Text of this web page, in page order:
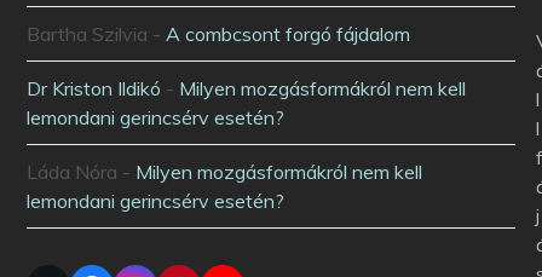
Bartha Szilvia -A combcsont forgó fájdalom
Dr Kriston Ildikó - Milyen mozgásformákról nem kell
lemondani gerincsérv esetén?
Láda Nóra - Milyen mozgásformákról nem kell
lemondani gerincsérv esetén?
l
l
j